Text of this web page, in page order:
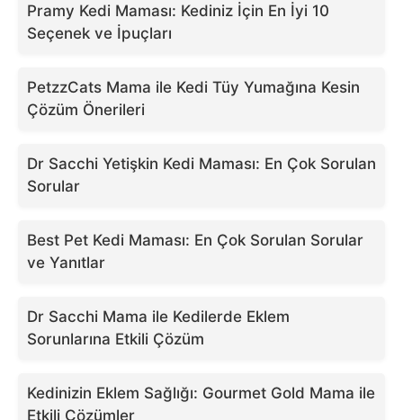
Pramy Kedi Maması: Kediniz İçin En İyi 10
Seçenek ve İpuçları
PetzzCats Mama ile Kedi Tüy Yumağına Kesin
Çözüm Önerileri
Dr Sacchi Yetişkin Kedi Maması: En Çok Sorulan
Sorular
Best Pet Kedi Maması: En Çok Sorulan Sorular
ve Yanıtlar
Dr Sacchi Mama ile Kedilerde Eklem
Sorunlarına Etkili Çözüm
Kedinizin Eklem Sağlığı: Gourmet Gold Mama ile
Etkili Çözümler